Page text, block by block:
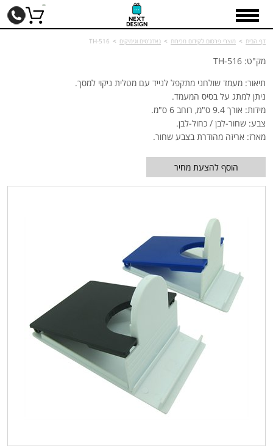
דף הבית > מוצרי פרסום לקידום מכירות > גאדג'טים וגימיקים >
TH-516
מק"ט: TH-516
תיאור: מעמד שולחני מתקפל לנייד עם מטלית ניקוי למסך.
ניתן למתג על בסיס המעמד.
מידות: אורך 9.4 ס"מ, רוחב 6 ס"מ.
צבע: שחור-לבן / כחול-לבן.
מארז: אריזה מהודרת בצבע שחור.
הוסף להצעת מחיר